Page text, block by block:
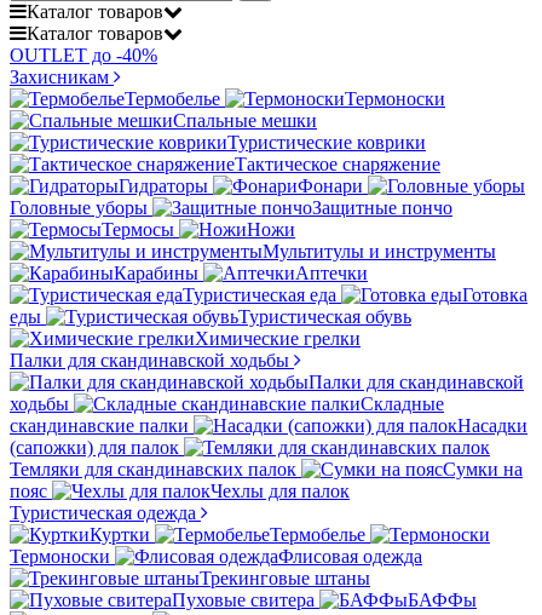
Каталог товаров
Каталог товаров
OUTLET до -40%
Захисникам
Термобелье
Термоноски
Спальные мешки
Туристические коврики
Тактическое снаряжение
Гидраторы
Фонари
Головные уборы
Защитные пончо
Термосы
Ножи
Мультитулы и инструменты
Карабины
Аптечки
Туристическая еда
Готовка
еды
Туристическая обувь
Химические грелки
Палки для скандинавской ходьбы
Палки для скандинавской
ходьбы
Складные
скандинавские палки
Насадки
(сапожки) для палок
Темляки для скандинавских палок
Сумки на
пояс
Чехлы для палок
Туристическая одежда
Куртки
Термобелье
Термоноски
Флисовая одежда
Трекинговые штаны
Пуховые свитера
БАФФы